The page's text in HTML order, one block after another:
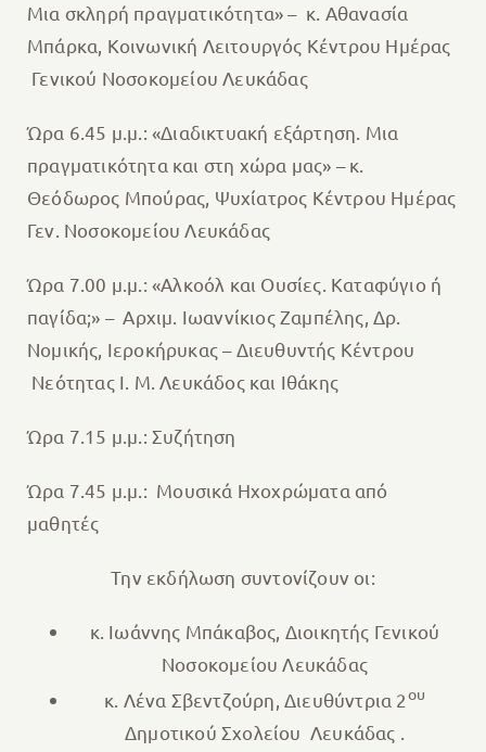
Μια σκληρή πραγματικότητα» – κ. Αθανασία
Μπάρκα, Κοινωνική Λειτουργός Κέντρου Ημέρας
Γενικού Νοσοκομείου Λευκάδας
Ώρα 6.45 μ.μ.: «Διαδικτυακή εξάρτηση. Μια
πραγματικότητα και στη χώρα μας» – κ.
Θεόδωρος Μπούρας, Ψυχίατρος Κέντρου Ημέρας
Γεν. Νοσοκομείου Λευκάδας
Ώρα 7.00 μ.μ.: «Αλκοόλ και Ουσίες. Καταφύγιο ή
παγίδα;» – Αρχιμ. Ιωαννίκιος Ζαμπέλης, Δρ.
Νομικής, Ιεροκήρυκας – Διευθυντής Κέντρου
Νεότητας Ι. Μ. Λευκάδος και Ιθάκης
Ώρα 7.15 μ.μ.: Συζήτηση
Ώρα 7.45 μ.μ.: Μουσικά Ηχοχρώματα από
μαθητές
Την εκδήλωση συντονίζουν οι:
κ. Ιωάννης Μπάκαβος, Διοικητής Γενικού
Νοσοκομείου Λευκάδας
κ. Λένα Σβεντζούρη, Διευθύντρια 2ου
Δημοτικού Σχολείου Λευκάδας .